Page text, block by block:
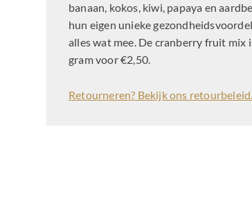
banaan, kokos, kiwi, papaya en
hun eigen unieke
alles wat mee. De cranberry fruit
gram voor €2,50.
Retourneren? Bekijk ons retourbeleid.